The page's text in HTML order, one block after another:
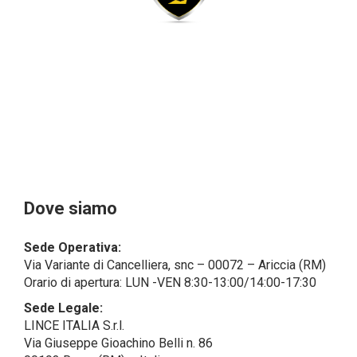
giuridiche sono in via generale escluse
dal campo di applicazione del GDPR (artt. 1 e 4 del
Alcuni segmenti dell’attività richiesta potrebbero
l’espletamento di alcune attività determinate a
società esterne che presentano le garanzie richieste
dal GDPR, abilitandole e a compiere
operazioni determinate per conto di LINCE ITALIA e
conformemente alle istruzioni fornite da
quest’ultima sulla base di specifico accordo per la
Dove siamo
Sede Operativa:
Via Variante di Cancelliera, snc – 00072 – Ariccia (RM)
Orario di apertura: LUN -VEN 8:30-13:00/14:00-17:30
Sede Legale:
LINCE ITALIA S.r.l.
Via Giuseppe Gioachino Belli n. 86